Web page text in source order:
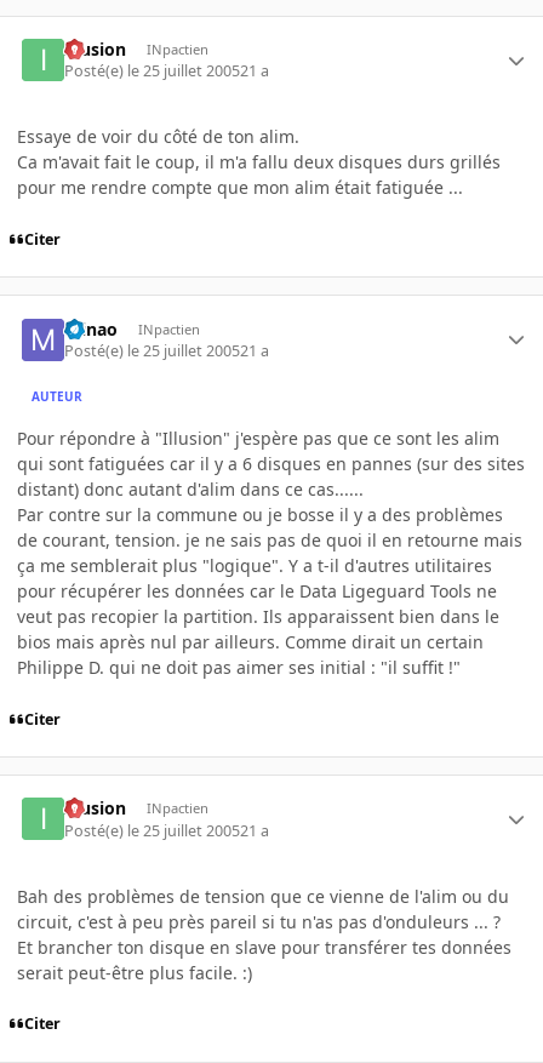
Illusion INpactien
Posté(e) le 25 juillet 200521 a
Essaye de voir du côté de ton alim.
Ca m'avait fait le coup, il m'a fallu deux disques durs grillés
pour me rendre compte que mon alim était fatiguée ...
Citer
minao INpactien
Posté(e) le 25 juillet 200521 a
AUTEUR
Pour répondre à "Illusion" j'espère pas que ce sont les alim
qui sont fatiguées car il y a 6 disques en pannes (sur des sites
distant) donc autant d'alim dans ce cas......
Par contre sur la commune ou je bosse il y a des problèmes
de courant, tension. je ne sais pas de quoi il en retourne mais
ça me semblerait plus "logique". Y a t-il d'autres utilitaires
pour récupérer les données car le Data Ligeguard Tools ne
veut pas recopier la partition. Ils apparaissent bien dans le
bios mais après nul par ailleurs. Comme dirait un certain
Philippe D. qui ne doit pas aimer ses initial : "il suffit !"
Citer
Illusion INpactien
Posté(e) le 25 juillet 200521 a
Bah des problèmes de tension que ce vienne de l'alim ou du
circuit, c'est à peu près pareil si tu n'as pas d'onduleurs ... ?
Et brancher ton disque en slave pour transférer tes données
serait peut-être plus facile. :)
Citer